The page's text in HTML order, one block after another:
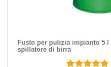
Fusto per pulizia impianto 5
spillatore di birra